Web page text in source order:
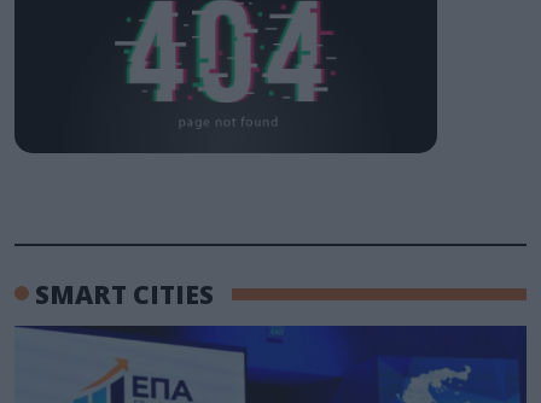
SMART CITIES